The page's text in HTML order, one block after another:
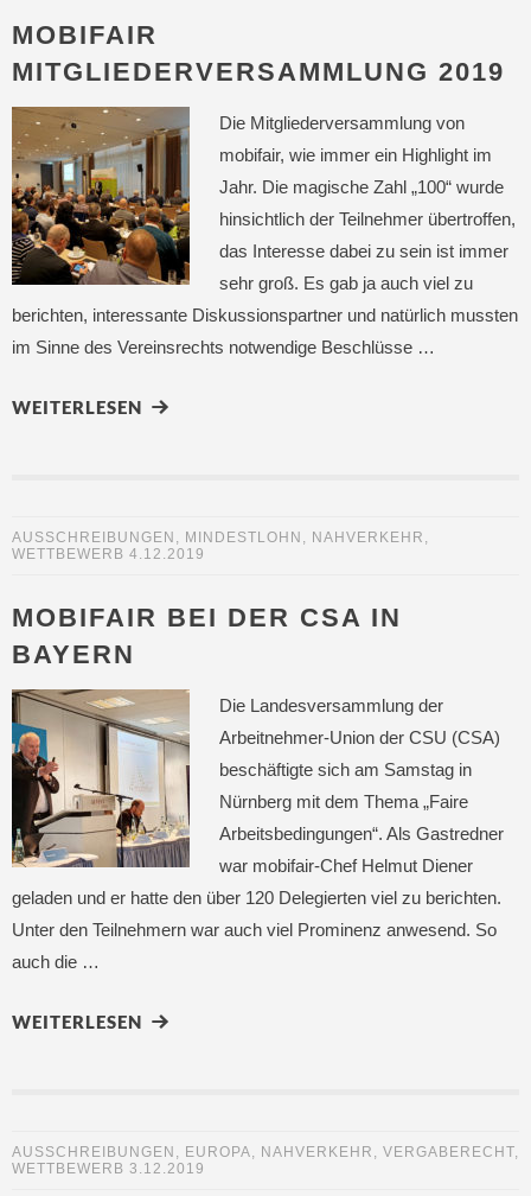
MOBIFAIR
MITGLIEDERVERSAMMLUNG 2019
Die Mitgliederversammlung von
mobifair, wie immer ein Highlight im
Jahr. Die magische Zahl „100“ wurde
hinsichtlich der Teilnehmer übertroffen,
das Interesse dabei zu sein ist immer
sehr groß. Es gab ja auch viel zu
berichten, interessante Diskussionspartner und natürlich mussten
im Sinne des Vereinsrechts notwendige Beschlüsse …
WEITERLESEN
AUSSCHREIBUNGEN , MINDESTLOHN , NAHVERKEHR ,
WETTBEWERB 4.12.2019
MOBIFAIR BEI DER CSA IN
BAYERN
Die Landesversammlung der
Arbeitnehmer-Union der CSU (CSA)
beschäftigte sich am Samstag in
Nürnberg mit dem Thema „Faire
Arbeitsbedingungen“. Als Gastredner
war mobifair-Chef Helmut Diener
geladen und er hatte den über 120 Delegierten viel zu berichten.
Unter den Teilnehmern war auch viel Prominenz anwesend. So
auch die …
WEITERLESEN
AUSSCHREIBUNGEN , EUROPA, NAHVERKEHR , VERGABERECHT,
WETTBEWERB 3.12.2019